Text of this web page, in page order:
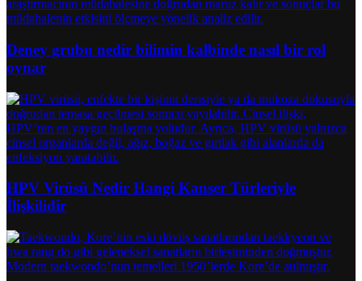
Deney grubu nedir bilimin kalbinde nasıl bir rol
oynar
HPV Virüsü Nedir Hangi Kanser Türleriyle
İlişkilidir